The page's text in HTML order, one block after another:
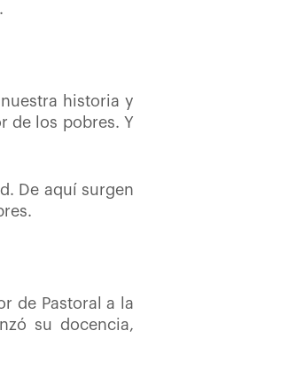
historia y
de los pobres. Y
De aquí surgen
de Pastoral a la
su docencia,